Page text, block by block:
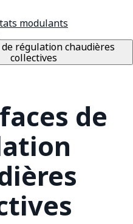
modulants
régulation chaudières
collectives
de